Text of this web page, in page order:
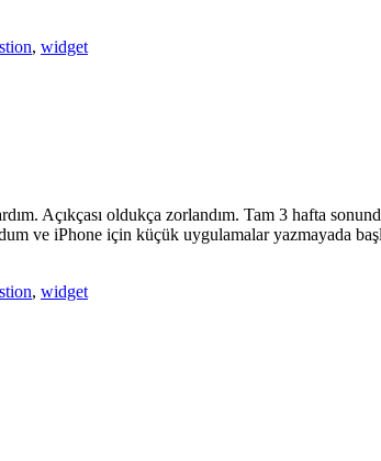
, widget
Açıkçası oldukça zorlandım. Tam 3 hafta
ve iPhone için küçük uygulamalar yazmayada
, widget